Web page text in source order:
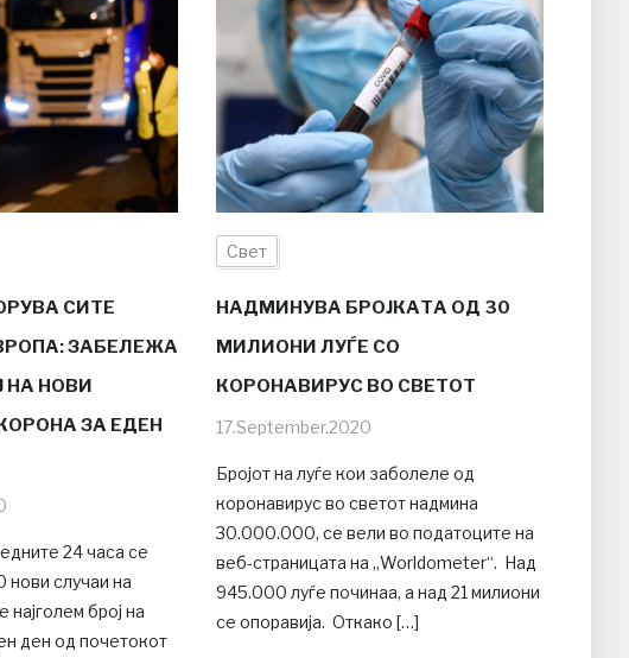
СИТЕ
ЗАБЕЛЕЖА
НА НОВИ
ЗА ЕДЕН
24 часа се
нови случаи на
број на
ден од почетокот
Свет
НАДМИНУВА БРОЈКАТА ОД 30
МИЛИОНИ ЛУЃЕ СО
КОРОНАВИРУС ВО СВЕТОТ
17.September.2020
Бројот на луѓе кои заболеле од
коронавирус во светот надмина
30.000.000, се вели во податоците на
веб-страницата на „Worldometer“. Над
945.000 луѓе починаа, а над 21 милиони
се опоравија. Откако […]